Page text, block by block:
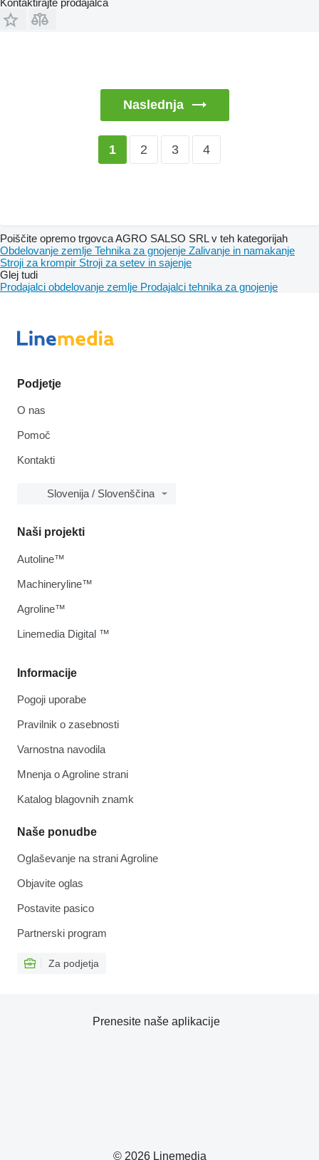
Kontaktirajte prodajalca
Naslednja
1 2 3 4
Poiščite opremo trgovca AGRO SALSO SRL v teh kategorijah
Obdelovanje zemlje Tehnika za gnojenje Zalivanje in namakanje
Stroji za krompir Stroji za setev in sajenje
Glej tudi
Prodajalci obdelovanje zemlje Prodajalci tehnika za gnojenje
Podjetje
O nas
Pomoč
Kontakti
Slovenija / Slovenščina
Informacije
Pogoji uporabe
Pravilnik o zasebnosti
Varnostna navodila
Mnenja o Agroline strani
Katalog blagovnih znamk
Naše ponudbe
Oglaševanje na strani Agroline
Objavite oglas
Postavite pasico
Partnerski program
Za podjetja
Naši projekti
Autoline™
Machineryline™
Agroline™
Linemedia Digital ™
© 2026 Linemedia
Prenesite naše aplikacije